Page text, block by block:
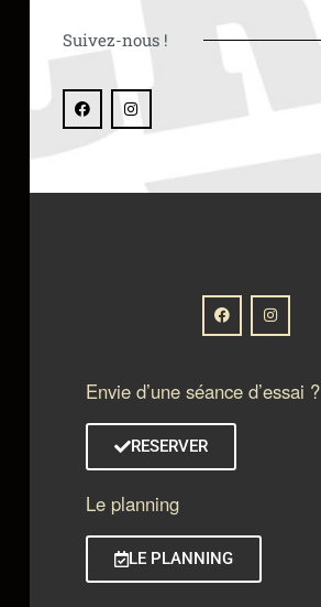
Suivez-nous !
Envie d’une séance d’essai ?
RESERVER
Le planning
LE PLANNING